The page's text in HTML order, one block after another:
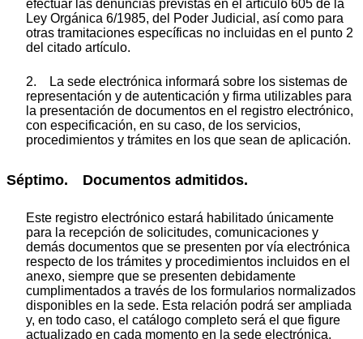
efectuar las denuncias previstas en el artículo 605 de la
Ley Orgánica 6/1985, del Poder Judicial, así como para
otras tramitaciones específicas no incluidas en el punto 2
del citado artículo.
2. La sede electrónica informará sobre los sistemas de
representación y de autenticación y firma utilizables para
la presentación de documentos en el registro electrónico,
con especificación, en su caso, de los servicios,
procedimientos y trámites en los que sean de aplicación.
Séptimo. Documentos admitidos.
Este registro electrónico estará habilitado únicamente
para la recepción de solicitudes, comunicaciones y
demás documentos que se presenten por vía electrónica
respecto de los trámites y procedimientos incluidos en el
anexo, siempre que se presenten debidamente
cumplimentados a través de los formularios normalizados
disponibles en la sede. Esta relación podrá ser ampliada
y, en todo caso, el catálogo completo será el que figure
actualizado en cada momento en la sede electrónica,